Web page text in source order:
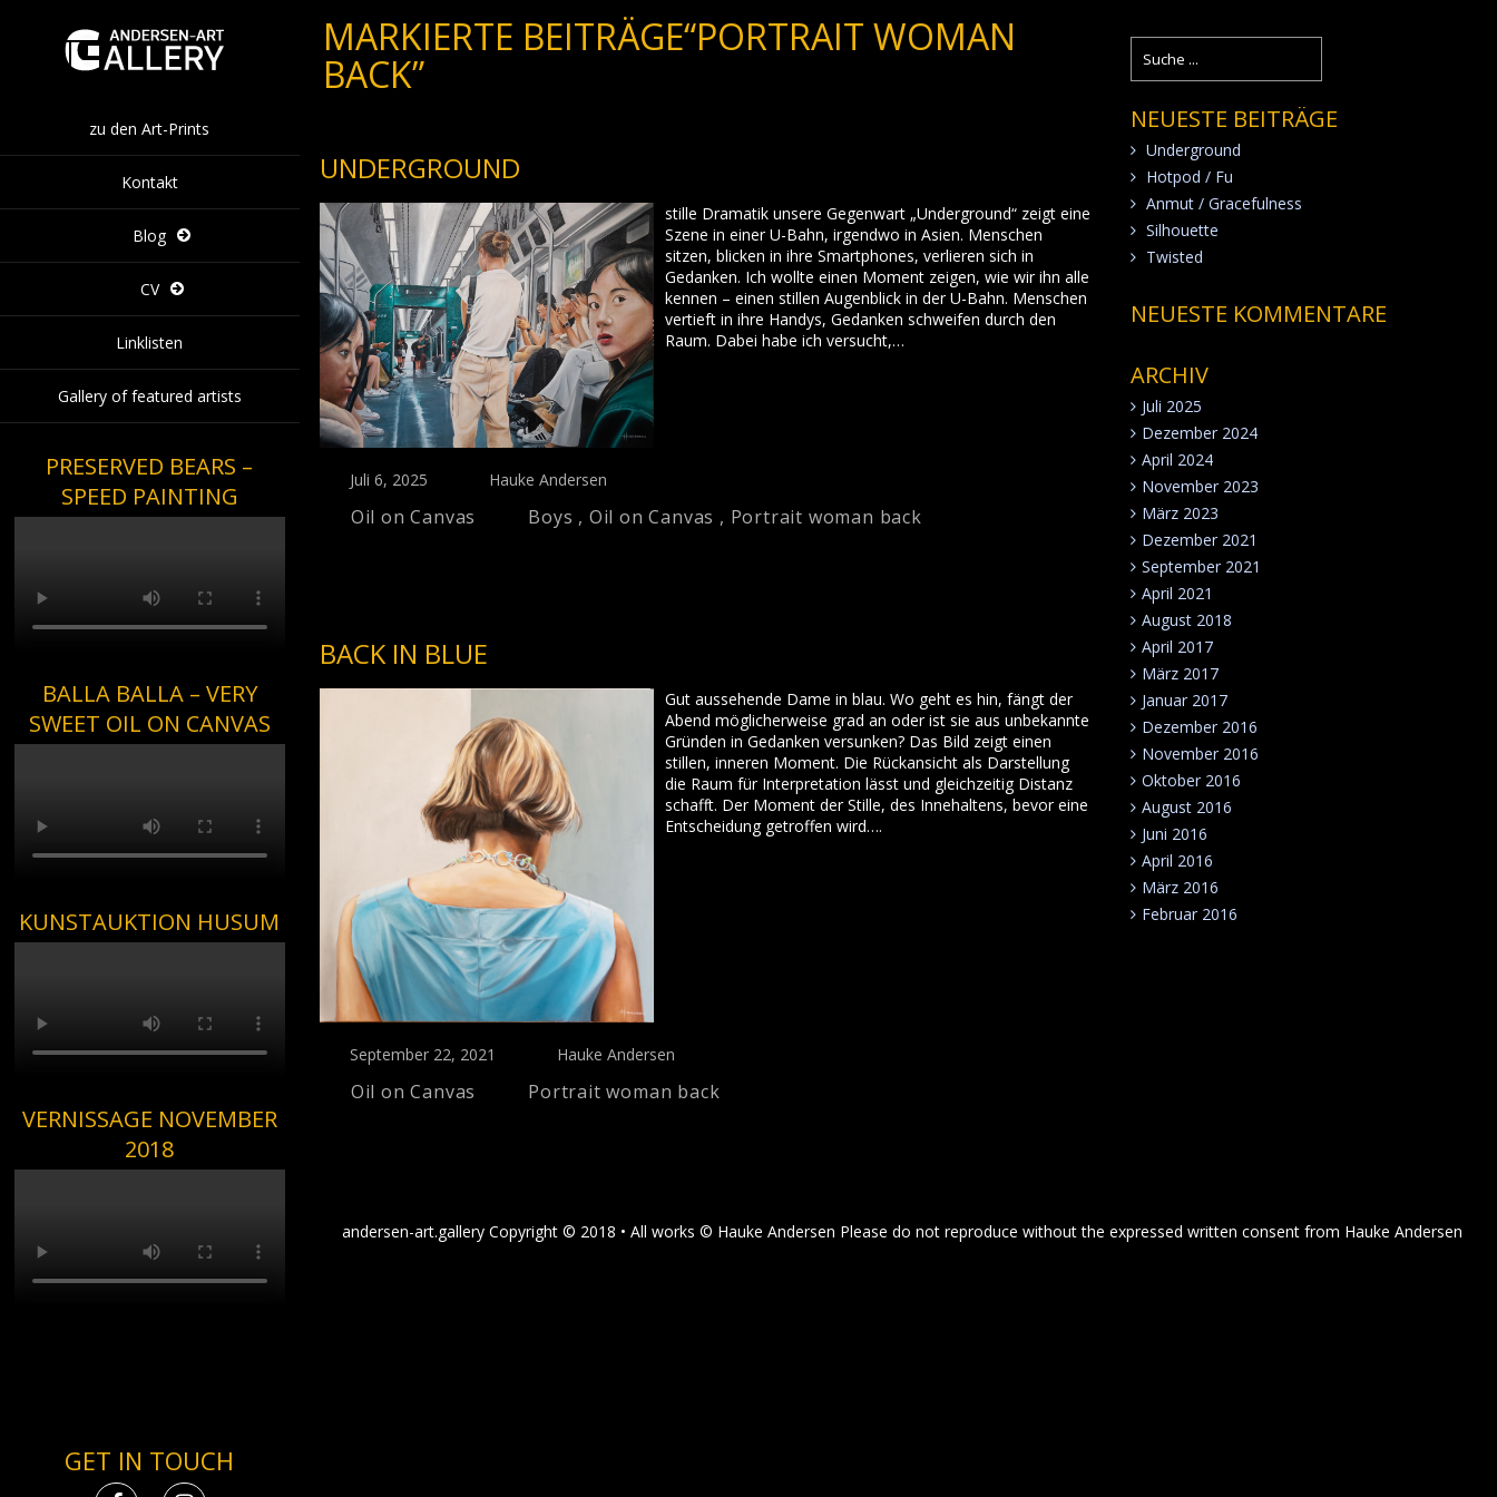
zu den Art-Prints
Kontakt
Blog
CV
Linklisten
Gallery of featured artists
PRESERVED BEARS –
SPEED PAINTING
BALLA BALLA – VERY
SWEET OIL ON CANVAS
KUNSTAUKTION HUSUM
VERNISSAGE NOVEMBER
2018
GET IN TOUCH
NEUESTE BEITRÄGE
Underground
Hotpod / Fu
Anmut / Gracefulness
Silhouette
Twisted
NEUESTE KOMMENTARE
ARCHIV
Juli 2025
Dezember 2024
April 2024
November 2023
März 2023
Dezember 2021
September 2021
April 2021
August 2018
April 2017
März 2017
Januar 2017
Dezember 2016
November 2016
Oktober 2016
August 2016
Juni 2016
April 2016
März 2016
Februar 2016
MARKIERTE BEITRÄGE“PORTRAIT WOMAN
BACK”
UNDERGROUND
stille Dramatik unsere Gegenwart „Underground“ zeigt eine
Szene in einer U-Bahn, irgendwo in Asien. Menschen
sitzen, blicken in ihre Smartphones, verlieren sich in
Gedanken. Ich wollte einen Moment zeigen, wie wir ihn alle
kennen – einen stillen Augenblick in der U-Bahn. Menschen
vertieft in ihre Handys, Gedanken schweifen durch den
Raum. Dabei habe ich versucht,…
Juli 6, 2025 Hauke Andersen
Oil on Canvas Boys , Oil on Canvas , Portrait woman back
BACK IN BLUE
Gut aussehende Dame in blau. Wo geht es hin, fängt der
Abend möglicherweise grad an oder ist sie aus unbekannte
Gründen in Gedanken versunken? Das Bild zeigt einen
stillen, inneren Moment. Die Rückansicht als Darstellung
die Raum für Interpretation lässt und gleichzeitig Distanz
schafft. Der Moment der Stille, des Innehaltens, bevor eine
Entscheidung getroffen wird….
September 22, 2021 Hauke Andersen
Oil on Canvas Portrait woman back
andersen-art.gallery Copyright © 2018 • All works © Hauke Andersen Please do not reproduce without the expressed written consent from Hauke Andersen